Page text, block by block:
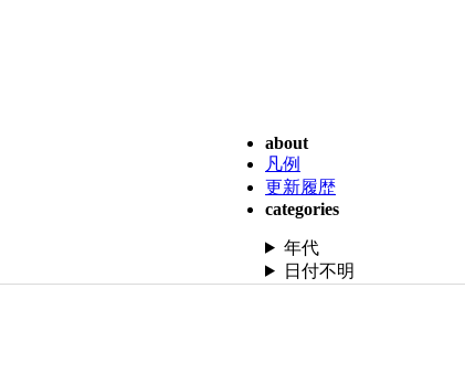
about
凡例
更新履歴
categories
年代
日付不明